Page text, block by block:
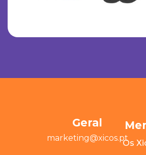
Geral
marketing@xicos.pt
Os